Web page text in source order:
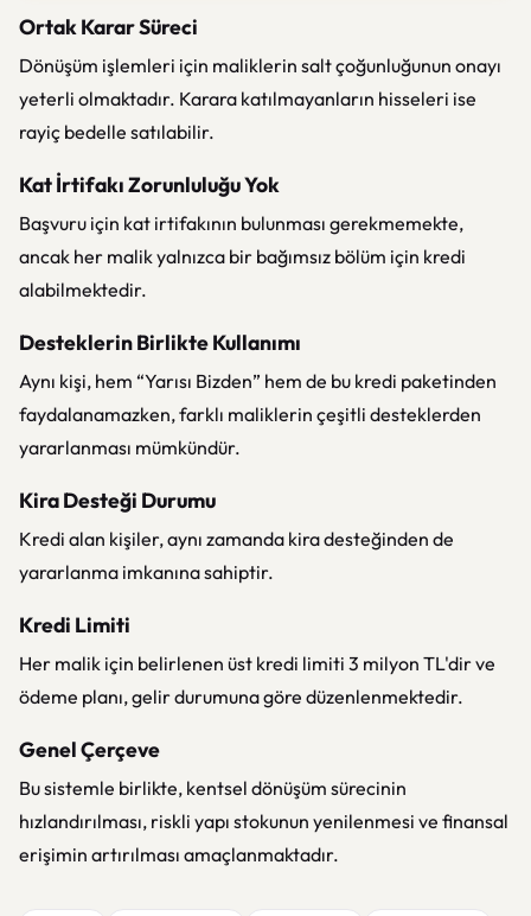
Ortak Karar Süreci
Dönüşüm işlemleri için maliklerin salt çoğunluğunun onayı
yeterli olmaktadır. Karara katılmayanların hisseleri ise
rayiç bedelle satılabilir.
Kat İrtifakı Zorunluluğu Yok
Başvuru için kat irtifakının bulunması gerekmemekte,
ancak her malik yalnızca bir bağımsız bölüm için kredi
alabilmektedir.
Desteklerin Birlikte Kullanımı
Aynı kişi, hem “Yarısı Bizden” hem de bu kredi paketinden
faydalanamazken, farklı maliklerin çeşitli desteklerden
yararlanması mümkündür.
Kira Desteği Durumu
Kredi alan kişiler, aynı zamanda kira desteğinden de
yararlanma imkanına sahiptir.
Kredi Limiti
Her malik için belirlenen üst kredi limiti 3 milyon TL'dir ve
ödeme planı, gelir durumuna göre düzenlenmektedir.
Genel Çerçeve
Bu sistemle birlikte, kentsel dönüşüm sürecinin
hızlandırılması, riskli yapı stokunun yenilenmesi ve finansal
erişimin artırılması amaçlanmaktadır.